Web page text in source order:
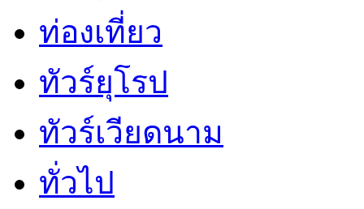
ท่องเที่ยว
ทัวร์ยุโรป
ทัวร์เวียดนาม
ทั่วไป